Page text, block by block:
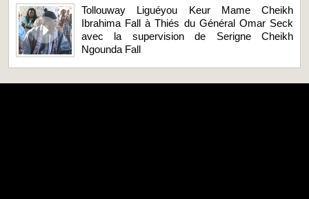
Tollouway Liguéyou Keur Mame Cheikh
Ibrahima Fall à Thiés du Général Omar Seck
avec la supervision de Serigne Cheikh
Ngounda Fall